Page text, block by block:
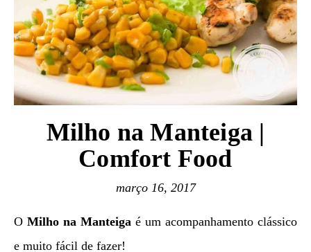
Milho na Manteiga |
Comfort Food
março 16, 2017
Milho na Manteiga é um acompanhamento clássico
e muito fácil de fazer!